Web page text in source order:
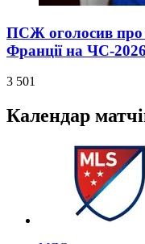
ПСЖ оголосив про
Франції на ЧС-2026
3 501
Календар